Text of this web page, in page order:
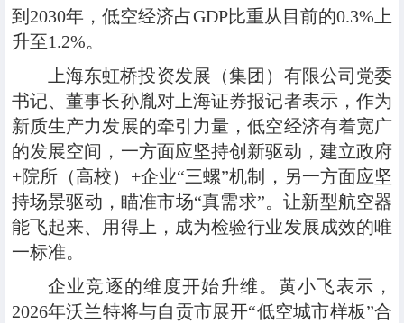
到2030年，低空经济占GDP比重从目前的0.3%上
升至1.2%。
上海东虹桥投资发展（集团）有限公司党委
书记、董事长孙胤对上海证券报记者表示，作为
新质生产力发展的牵引力量，低空经济有着宽广
的发展空间，一方面应坚持创新驱动，建立政府
+院所（高校）+企业“三螺”机制，另一方面应坚
持场景驱动，瞄准市场“真需求”。让新型航空器
能飞起来、用得上，成为检验行业发展成效的唯
一标准。
企业竞逐的维度开始升维。黄小飞表示，
2026年沃兰特将与自贡市展开“低空城市样板”合